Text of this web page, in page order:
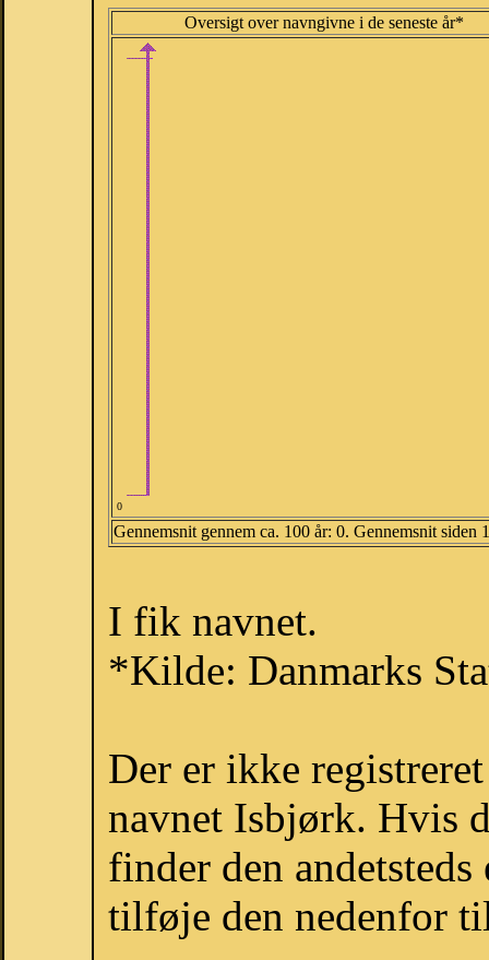
Oversigt over navngivne i de seneste år*
0
Gennemsnit gennem ca. 100 år: 0. Gennemsnit siden
I fik navnet.
*Kilde: Danmarks
Der er ikke
navnet Isbjørk. Hvis
finder den
tilføje den nedenfor